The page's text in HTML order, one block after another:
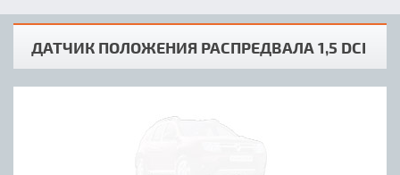
ДАТЧИК ПОЛОЖЕНИЯ РАСПРЕДВАЛА 1,5 DCI